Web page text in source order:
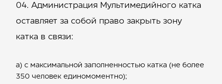
Администрация Мультимедийного катка
оставляет за собой право закрыть зону
катка в связи:
а) с максимальной заполненностью катка (не более
350 человек единомоментно);